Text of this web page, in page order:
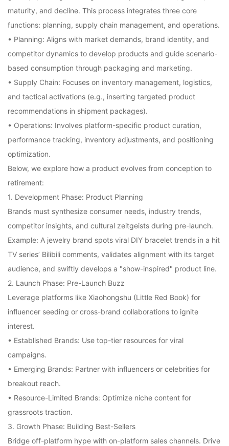
maturity, and decline. This process integrates three core
functions: planning, supply chain management, and operations.
• Planning: Aligns with market demands, brand identity, and
competitor dynamics to develop products and guide scenario-
based consumption through packaging and marketing.
• Supply Chain: Focuses on inventory management, logistics,
and tactical activations (e.g., inserting targeted product
recommendations in shipment packages).
• Operations: Involves platform-specific product curation,
performance tracking, inventory adjustments, and positioning
optimization.
Below, we explore how a product evolves from conception to
retirement:
1. Development Phase: Product Planning
Brands must synthesize consumer needs, industry trends,
competitor insights, and cultural zeitgeists during pre-launch.
Example: A jewelry brand spots viral DIY bracelet trends in a hit
TV series’ Bilibili comments, validates alignment with its target
audience, and swiftly develops a "show-inspired" product line.
2. Launch Phase: Pre-Launch Buzz
Leverage platforms like Xiaohongshu (Little Red Book) for
influencer seeding or cross-brand collaborations to ignite
interest.
• Established Brands: Use top-tier resources for viral
campaigns.
• Emerging Brands: Partner with influencers or celebrities for
breakout reach.
• Resource-Limited Brands: Optimize niche content for
grassroots traction.
3. Growth Phase: Building Best-Sellers
Bridge off-platform hype with on-platform sales channels. Drive